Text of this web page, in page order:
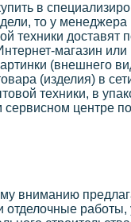
в
то у
техники
магазин
(внешнего
(изделия) в
техники, в
центре
вниманию
работы,